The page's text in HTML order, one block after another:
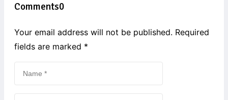
Comments0
Your email address will not be published. Required
fields are marked *